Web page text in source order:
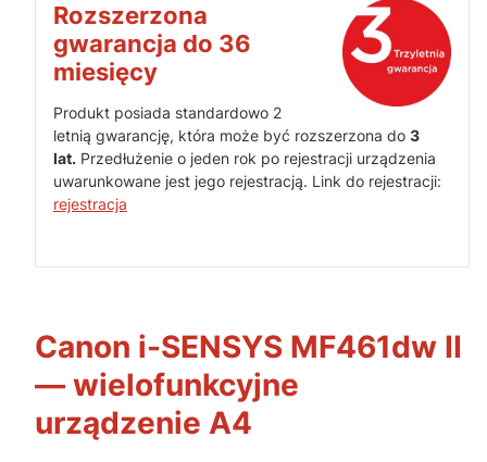
Rozszerzona
gwarancja do 36
miesięcy
Produkt posiada standardowo 2
letnią gwarancję, która może być rozszerzona do 3
lat. Przedłużenie o jeden rok po rejestracji urządzenia
uwarunkowane jest jego rejestracją. Link do rejestracji:
rejestracja
Canon i-SENSYS MF461dw II
— wielofunkcyjne
urządzenie A4